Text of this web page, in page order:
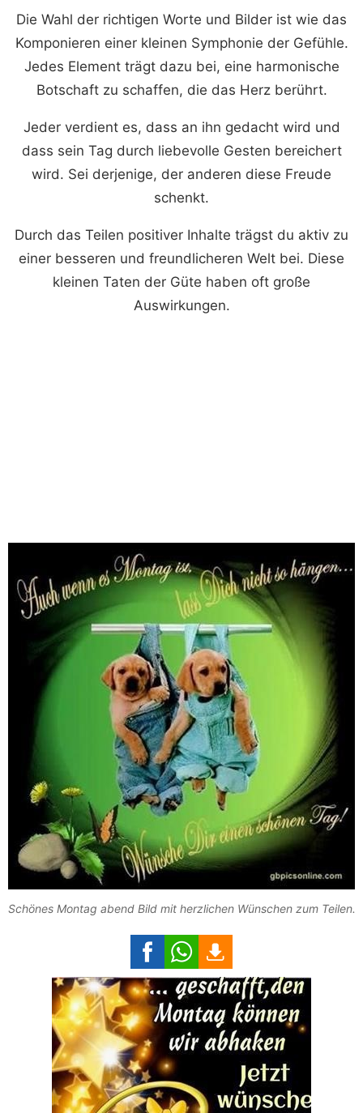
Die Wahl der richtigen Worte und Bilder ist wie das
Komponieren einer kleinen Symphonie der Gefühle.
Jedes Element trägt dazu bei, eine harmonische
Botschaft zu schaffen, die das Herz berührt.
Jeder verdient es, dass an ihn gedacht wird und
dass sein Tag durch liebevolle Gesten bereichert
wird. Sei derjenige, der anderen diese Freude
schenkt.
Durch das Teilen positiver Inhalte trägst du aktiv zu
einer besseren und freundlicheren Welt bei. Diese
kleinen Taten der Güte haben oft große
Auswirkungen.
Schönes Montag abend Bild mit herzlichen Wünschen zum Teilen.